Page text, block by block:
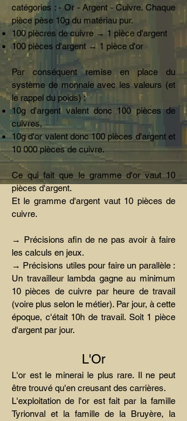
catégories : - Or - Argent - Cuivre. Chaque
pièce pèse 10g du matériau pur.
100 piècres de cuivre → 1 pièce d'argent
100 pièces d'argent → 1 pièce d'or
Par conséquent remise en place du
système de monnaie avec les valeurs (et
le rappel du poids) :
10g d'argent valent donc 100 pièces de
cuivres,
10g d'or valent donc 100 pièces d'argent et
10 000 pièces de cuivre.
Ce qui fait que le gramme d'or vaut 10
pièces d'argent.
Et le gramme d'argent vaut 10 pièces de
cuivre.
→ Précisions afin de ne pas avoir à faire
les calculs en jeux.
→ Précisions utiles pour faire un parallèle :
Un travailleur lambda gagne au minimum
10 pièces de cuivre par heure de travail
(voire plus selon le métier). Par jour, à cette
époque, c'était 10h de travail. Soit 1 pièce
d'argent par jour.
L'Or
L'or est le minerai le plus rare. Il ne peut
être trouvé qu'en creusant des carrières.
L'exploitation de l'or est fait par la famille
Tyrionval et la famille de la Bruyère, la